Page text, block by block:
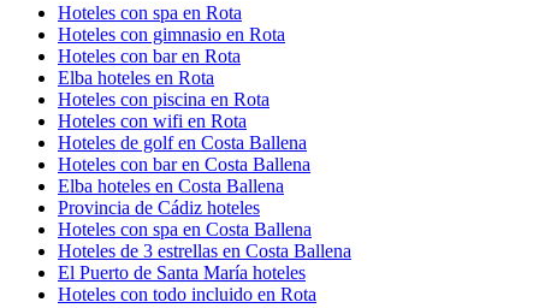
Hoteles con spa en Rota
Hoteles con gimnasio en Rota
Hoteles con bar en Rota
Elba hoteles en Rota
Hoteles con piscina en Rota
Hoteles con wifi en Rota
Hoteles de golf en Costa Ballena
Hoteles con bar en Costa Ballena
Elba hoteles en Costa Ballena
Provincia de Cádiz hoteles
Hoteles con spa en Costa Ballena
Hoteles de 3 estrellas en Costa Ballena
El Puerto de Santa María hoteles
Hoteles con todo incluido en Rota